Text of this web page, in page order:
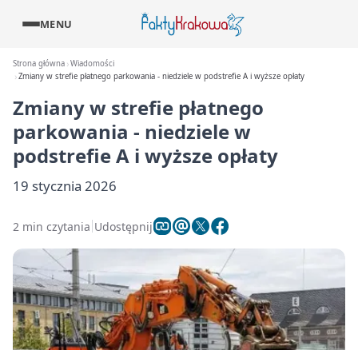
MENU
Strona główna Wiadomości
Zmiany w strefie płatnego parkowania - niedziele w podstrefie A i wyższe opłaty
Zmiany w strefie płatnego
parkowania - niedziele w
podstrefie A i wyższe opłaty
19 stycznia 2026
2 min czytania Udostępnij